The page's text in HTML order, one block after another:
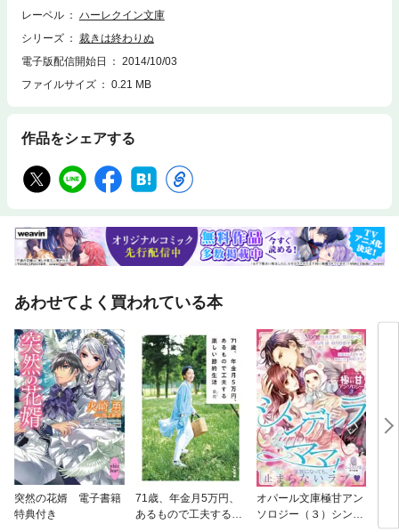
レーベル
ハーレクイン文庫
シリーズ
裁きは終わりぬ
電子版配信開始日
2014/10/03
ファイルサイズ
0.21 MB
作品をシェアする
あわせてよく買われている本
突然の花婿 電子書籍
特典付き
71歳、年金月5万円、
あるもので工夫する楽
オパール文庫極甘アン
ソロジー（３）シンデ